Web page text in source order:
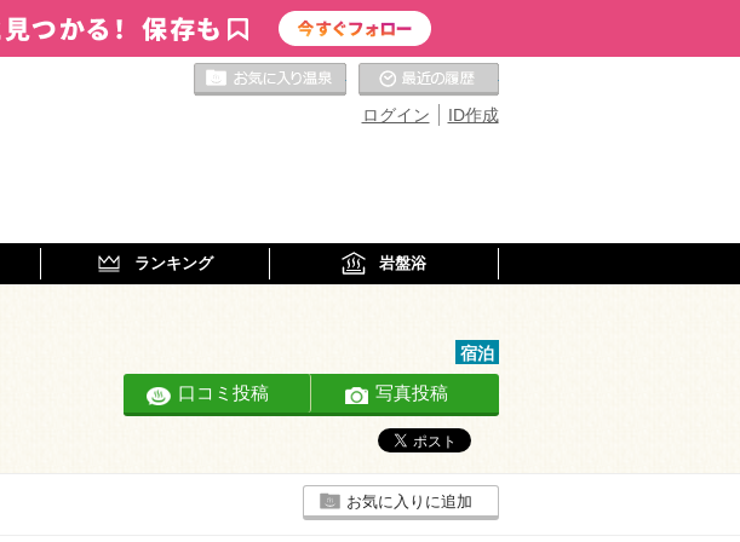
ID作成
ログイン
お気に入りの温泉
ランキング 岩盤浴
宿泊
口コミ投稿 写真投稿
お気に入りに追加